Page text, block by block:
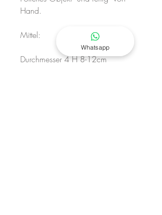
Hand.
Mittel:
Durchmesser 4 H 8-12cm
Whatsapp